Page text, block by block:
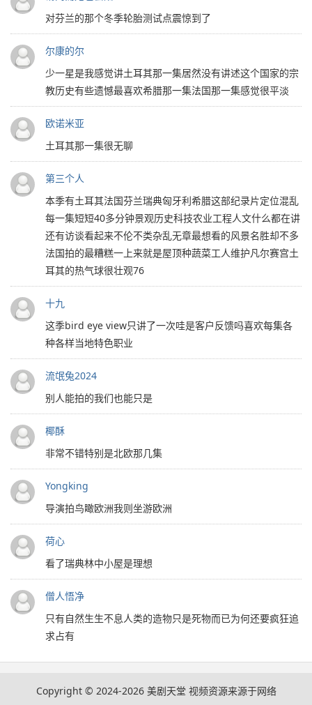
对芬兰的那个冬季轮胎测试点震惊到了
尔康的尔
少一星是我感觉讲土耳其那一集居然没有讲述这个国家的宗
教历史有些遗憾最喜欢希腊那一集法国那一集感觉很平淡
欧诺米亚
土耳其那一集很无聊
第三个人
本季有土耳其法国芬兰瑞典匈牙利希腊这部纪录片定位混乱
每一集短短40多分钟景观历史科技农业工程人文什么都在讲
还有访谈看起来不伦不类杂乱无章最想看的风景名胜却不多
法国拍的最糟糕一上来就是屋顶种蔬菜工人维护凡尔赛宫土
耳其的热气球很壮观76
十九
这季bird eye view只讲了一次哇是客户反馈吗喜欢每集各
种各样当地特色职业
流氓兔2024
别人能拍的我们也能只是
椰酥
非常不错特别是北欧那几集
Yongking
导演拍鸟瞰欧洲我则坐游欧洲
荷心
看了瑞典林中小屋是理想
僧人悟净
只有自然生生不息人类的造物只是死物而已为何还要疯狂追
求占有
Copyright © 2024-2026 美剧天堂 视频资源来源于网络